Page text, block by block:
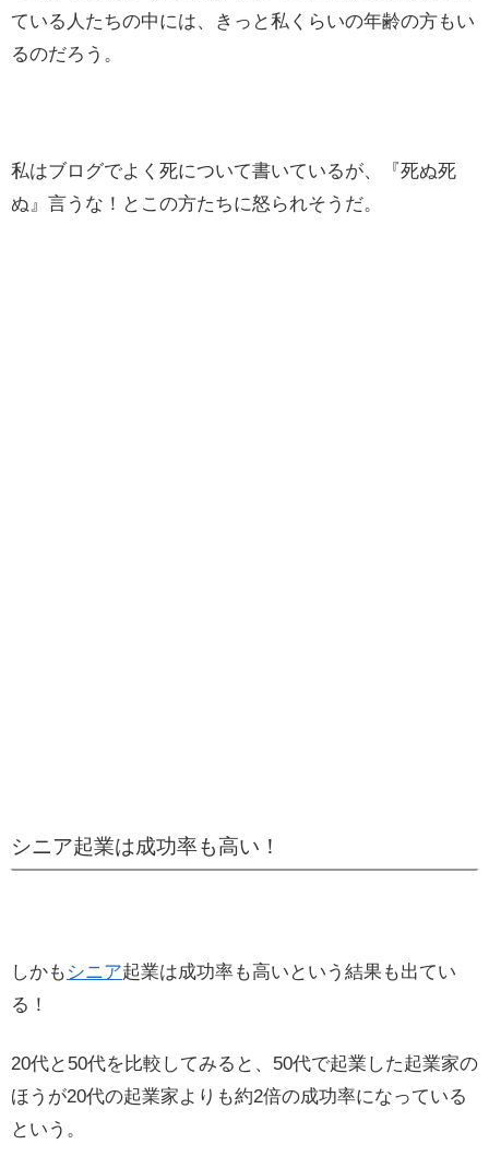
ている人たちの中には、きっと私くらいの年齢の方もい
るのだろう。
私はブログでよく死について書いているが、『死ぬ死
ぬ』言うな！とこの方たちに怒られそうだ。
シニア起業は成功率も高い！
しかも シニア起業は成功率も高いという結果も出てい
る！
20代と50代を比較してみると、50代で起業した起業家の
ほうが20代の起業家よりも約2倍の成功率になっている
という。